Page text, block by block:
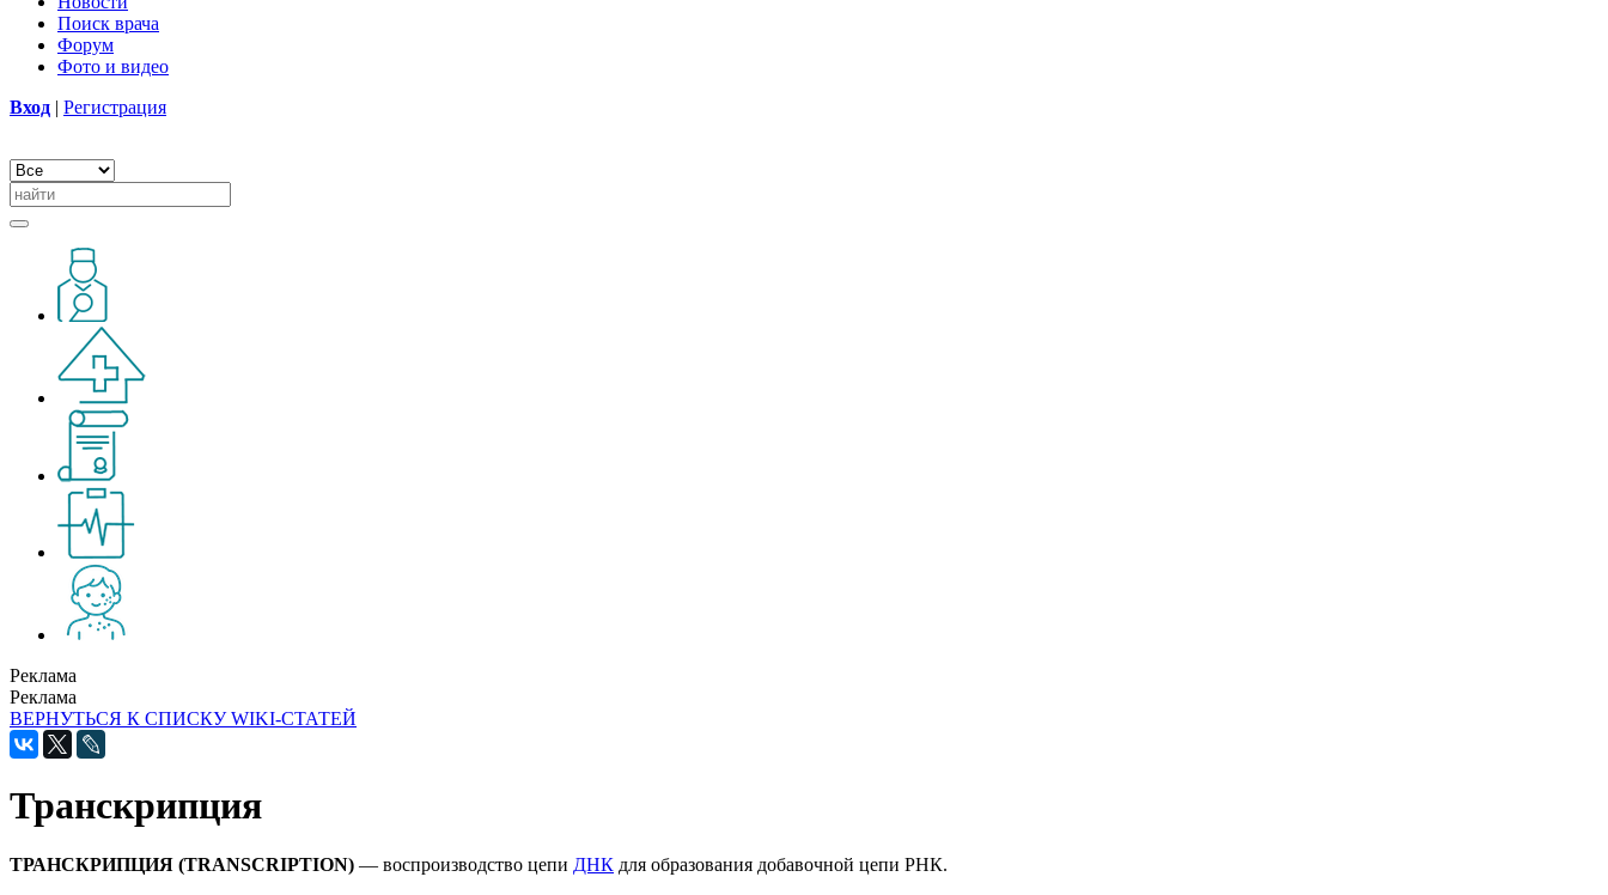
Поиск врача
Форум
Фото и видео
Вход | Регистрация
Реклама
Реклама
ВЕРНУТЬСЯ К СПИСКУ WIKI-СТАТЕЙ
Транскрипция
ТРАНСКРИПЦИЯ (TRANSCRIPTION) — воспроизводство цепи ДНК для образования добавочной цепи РНК.